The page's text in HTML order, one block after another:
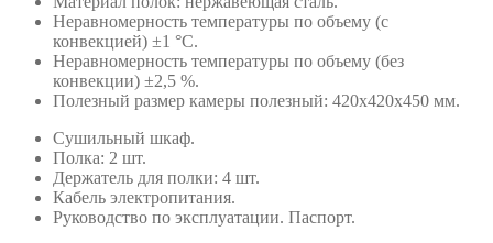
Неравномерность температуры по объему (с
конвекцией) ±1 °С.
Неравномерность температуры по объему (без
конвекции) ±2,5 %.
Полезный размер камеры полезный: 420х420х450 мм.
Сушильный шкаф.
Полка: 2 шт.
Держатель для полки: 4 шт.
Кабель электропитания.
Руководство по эксплуатации. Паспорт.